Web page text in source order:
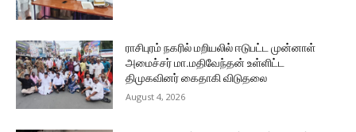
ராசிபுரம் நகரில் மறியலில் ஈடுபட்ட முன்னாள்
அமைச்சர் மா.மதிவேந்தன் உள்ளிட்ட
திமுகவினர் கைதாகி விடுதலை
August 4, 2026